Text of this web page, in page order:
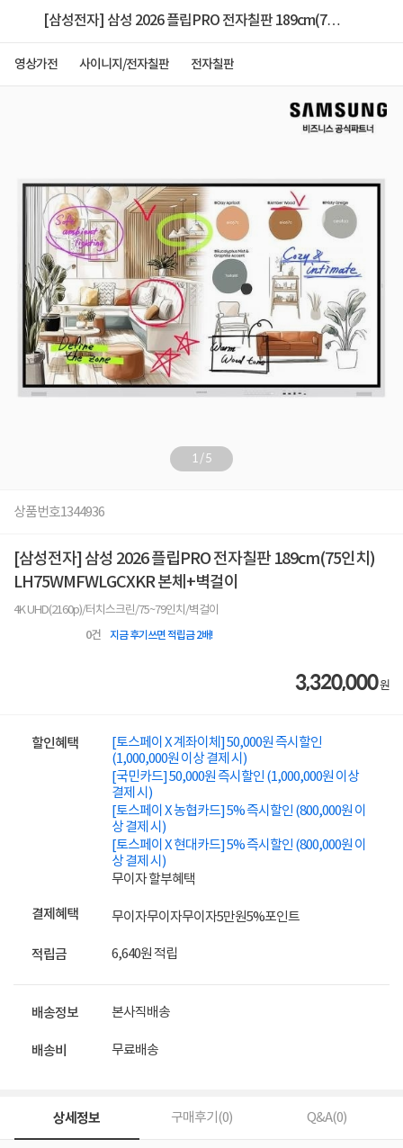
[삼성전자] 삼성 2026 플립PRO 전자칠판 189cm(75
영상가전 사이니지/전자칠판 전자칠판
1/5
상품번호1344936
[삼성전자] 삼성 2026 플립PRO 전자칠판 189cm(75인치)
LH75WMFWLGCXKR 본체+벽걸이
4K UHD(2160p)/터치스크린/75~79인치/벽걸이
0건 지금 후기쓰면 적립금 2배!
3,320,000원
할인혜택
[토스페이 X 계좌이체] 50,000원 즉시할인
(1,000,000원 이상 결제 시)
[국민카드] 50,000원 즉시할인 (1,000,000원 이상
결제 시)
[토스페이 X 농협카드] 5% 즉시할인 (800,000원 이
상 결제 시)
[토스페이 X 현대카드] 5% 즉시할인 (800,000원 이
상 결제 시)
무이자 할부혜택
결제혜택 무이자무이자무이자5만원5%포인트
적립금 6,640원 적립
배송정보 본사직배송
배송비 무료배송
상세정보 구매후기(0) Q&A(0)